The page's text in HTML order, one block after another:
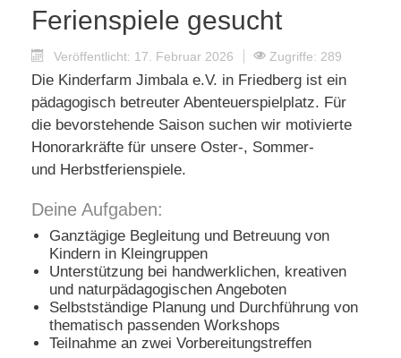
Ferienspiele gesucht
Veröffentlicht: 17. Februar 2026 Zugriffe: 289
Die Kinderfarm Jimbala e.V. in Friedberg ist ein
pädagogisch betreuter Abenteuerspielplatz. Für
die bevorstehende Saison suchen wir motivierte
Honorarkräfte für unsere Oster-, Sommer-
und Herbstferienspiele.
Deine Aufgaben:
Ganztägige Begleitung und Betreuung von
Kindern in Kleingruppen
Unterstützung bei handwerklichen, kreativen
und naturpädagogischen Angeboten
Selbstständige Planung und Durchführung von
thematisch passenden Workshops
Teilnahme an zwei Vorbereitungstreffen